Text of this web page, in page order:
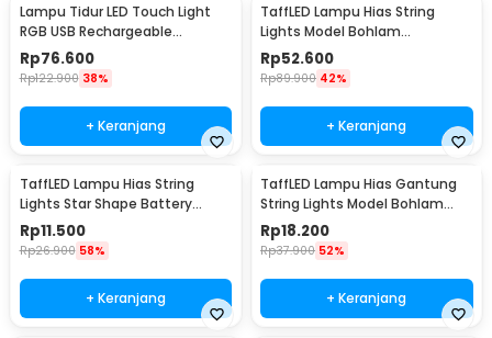
Lampu Tidur LED Touch Light
RGB USB Rechargeable
1500mAh 5V 3W - F8-1
Rp76.600
Rp122.900 38%
+ Keranjang
TaffLED Lampu Hias String
Lights Model Bohlam
Waterproof 20 LED 5M - PD039
Rp52.600
Rp89.900 42%
+ Keranjang
TaffLED Lampu Hias String
Lights Star Shape Battery
Power 20 LED 3M - 2G11
Rp11.500
Rp26.900 58%
+ Keranjang
TaffLED Lampu Hias Gantung
String Lights Model Bohlam
Mini Waterproof 6M - ZYD0931
Rp18.200
Rp37.900 52%
+ Keranjang